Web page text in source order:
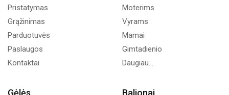
Pristatymas
Grąžinimas
Parduotuvės
Paslaugos
Kontaktai
Moterims
Vyrams
Mamai
Gimtadienio
Daugiau...
Gėlės Balionai